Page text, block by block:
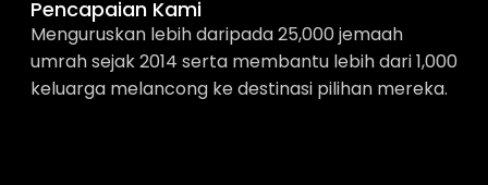
Pencapaian Kami
Menguruskan lebih daripada 25,000 jemaah
umrah sejak 2014 serta membantu lebih dari 1,000
keluarga melancong ke destinasi pilihan mereka.